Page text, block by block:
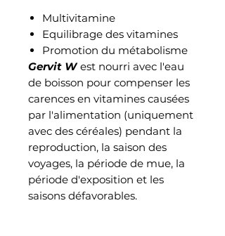
Multivitamine
Equilibrage des vitamines
Promotion du métabolisme
Gervit West nourri avec l'eau
de boisson pour compenser les
carences en vitamines causées
par l'alimentation (uniquement
avec des céréales) pendant la
reproduction, la saison des
voyages, la période de mue, la
période d'exposition et les
saisons défavorables.